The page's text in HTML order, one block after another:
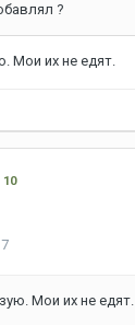
?
Мои их не едят.
10
Мои их не едят.